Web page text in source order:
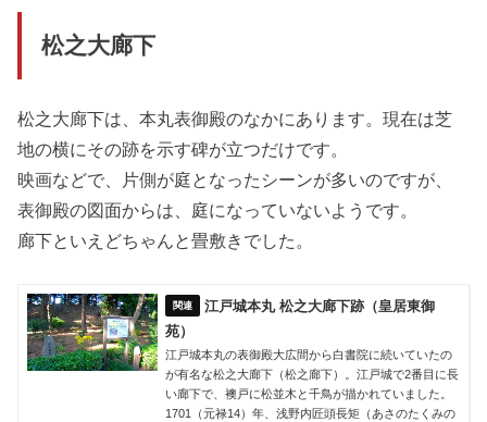
松之大廊下
松之大廊下は、本丸表御殿のなかにあります。現在は芝
地の横にその跡を示す碑が立つだけです。
映画などで、片側が庭となったシーンが多いのですが、
表御殿の図面からは、庭になっていないようです。
廊下といえどちゃんと畳敷きでした。
江戸城本丸 松之大廊下跡（皇居東御
苑）
江戸城本丸の表御殿大広間から白書院に続いていたの
が有名な松之大廊下（松之廊下）。江戸城で2番目に長
い廊下で、襖戸に松並木と千鳥が描かれていました。
1701（元禄14）年、浅野内匠頭長矩（あさのたくみの